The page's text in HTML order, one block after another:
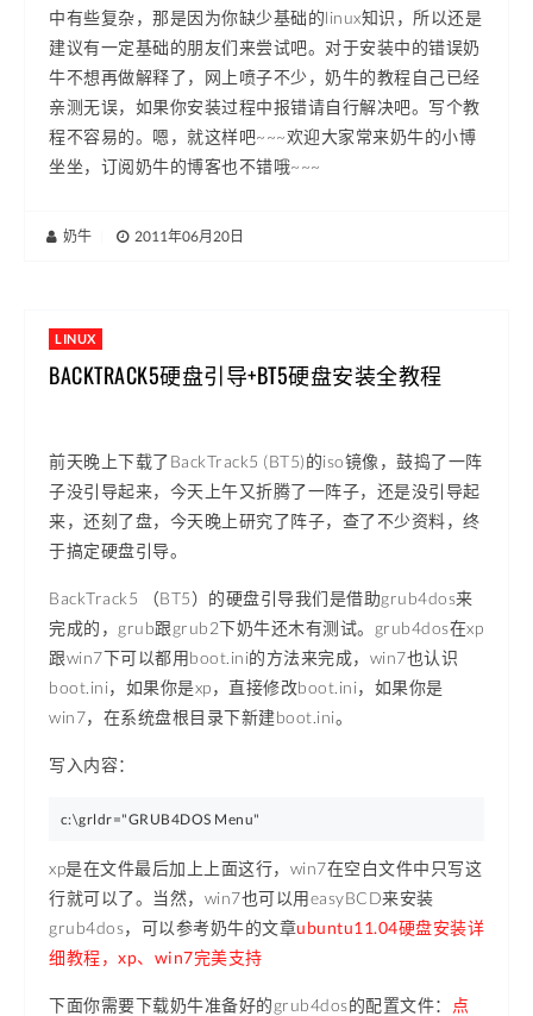
中有些复杂，那是因为你缺少基础的linux知识，所以还是
建议有一定基础的朋友们来尝试吧。对于安装中的错误奶
牛不想再做解释了，网上喷子不少，奶牛的教程自己已经
亲测无误，如果你安装过程中报错请自行解决吧。写个教
程不容易的。嗯，就这样吧~~~欢迎大家常来奶牛的小博
坐坐，订阅奶牛的博客也不错哦~~~
奶牛 2011年06月20日
LINUX
BACKTRACK5硬盘引导+BT5硬盘安装全教程
前天晚上下载了BackTrack5 (BT5)的iso镜像，鼓捣了一阵
子没引导起来，今天上午又折腾了一阵子，还是没引导起
来，还刻了盘，今天晚上研究了阵子，查了不少资料，终
于搞定硬盘引导。
BackTrack5 （BT5）的硬盘引导我们是借助grub4dos来
完成的，grub跟grub2下奶牛还木有测试。grub4dos在xp
跟win7下可以都用boot.ini的方法来完成，win7也认识
boot.ini，如果你是xp，直接修改boot.ini，如果你是
win7，在系统盘根目录下新建boot.ini。
写入内容：
c:\grldr="GRUB4DOS Menu"
xp是在文件最后加上上面这行，win7在空白文件中只写这
行就可以了。当然，win7也可以用easyBCD来安装
grub4dos，可以参考奶牛的文章ubuntu11.04硬盘安装详
细教程，xp、win7完美支持
下面你需要下载奶牛准备好的grub4dos的配置文件：
点